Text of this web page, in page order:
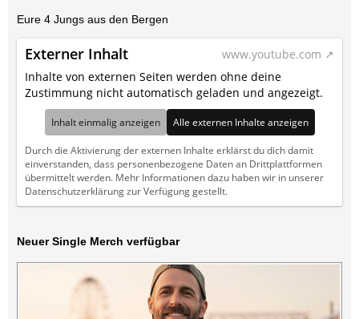
Eure 4 Jungs aus den Bergen
Externer Inhalt
www.youtube.com
Inhalte von externen Seiten werden ohne deine
Zustimmung nicht automatisch geladen und angezeigt.
Inhalt einmalig anzeigen Alle externen Inhalte anzeigen
Durch die Aktivierung der externen Inhalte erklärst du dich damit
einverstanden, dass personenbezogene Daten an Drittplattformen
übermittelt werden. Mehr Informationen dazu haben wir in unserer
Datenschutzerklärung zur Verfügung gestellt.
Neuer Single Merch verfügbar